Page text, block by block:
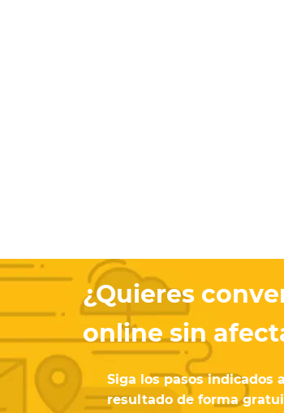
¿Quieres
online sin
Siga los pasos indicados
resultado de forma